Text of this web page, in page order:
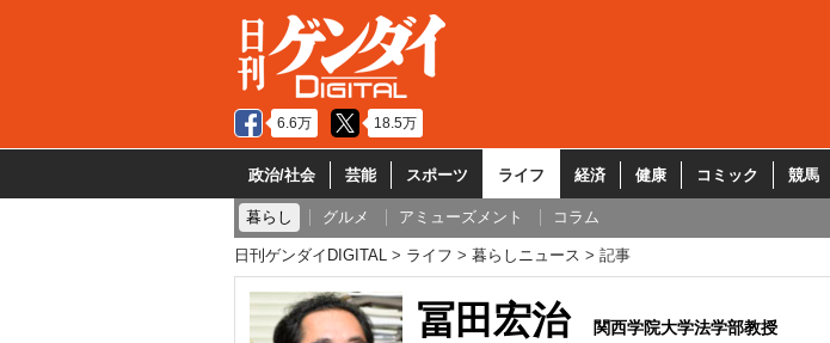
6.6万 18.5万
政治/社会 芸能 スポーツ ライフ 経済 健康 コミック 競馬
暮らし グルメ アミューズメント コラム
日刊ゲンダイDIGITAL ライフ 暮らしニュース 記事
冨田宏治 関西学院大学法学部教授